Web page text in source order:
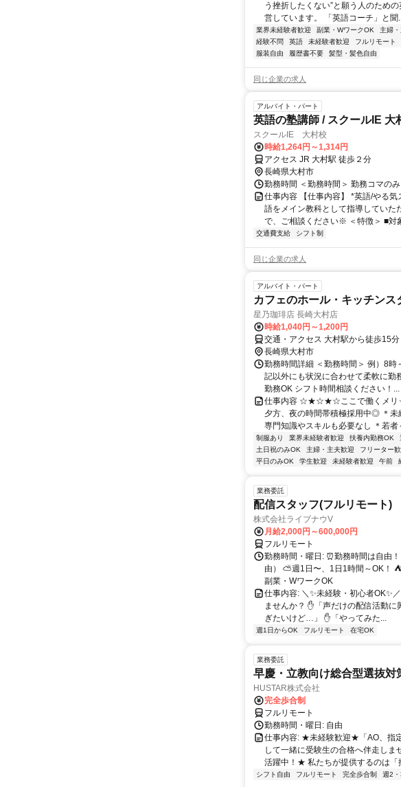
う挫折したくない”と願う人のため
営しています。 「英語コーチ」と聞
業界未経験者歓迎 副業・WワークOK 主婦
経験不問
英語 未経験者歓迎 フルリモート
服装自由
履歴書不要 髪型・髪色自由
同じ企業の求人
アルバイト・パート
英語の塾講師 / スクールIE 大
スクールIE 大村校
時給1,264円～1,314円
アクセス JR 大村駅 徒歩２分
長崎県大村市
勤務時間 ＜勤務時間＞ 勤務コマのみ
仕事内容 【仕事内容】 *英語/やる
語をメイン教科として指導してい
で、ご相談ください※ ＜特徴＞ ■対
交通費支給 シフト制
同じ企業の求人
アルバイト・パート
カフェのホール・キッチンス
星乃珈琲店 長崎大村店
時給1,040円～1,200円
交通・アクセス 大村駅から徒歩15分
長崎県大村市
勤務時間詳細 ＜勤務時間＞ 例）8
記以外にも状況に合わせて柔軟に勤
勤務OK シフト時間相談ください！...
仕事内容 ☆★☆★☆ここで働くメリ
夕方、夜の時間帯積極採用中◎ ＊
専門知識やスキルも必要なし ＊若者
制服あり 業界未経験者歓迎 扶養内勤務OK
土日祝のみOK
主婦・主夫歓迎 フリーター
平日のみOK
学生歓迎 未経験者歓迎 午前
業務委託
配信スタッフ(フルリモート)
株式会社ライブナウV
月給2,000円～600,000円
フルリモート
勤務時間・曜日: ⏰勤務時間は自由
由） ⛅週1日〜、1日1時間～OK！
副業・WワークOK
仕事内容: ＼✨未経験・初心者OK✨
ませんか？ ✋「声だけの配信活動
ぎたいけど…」 ✋「やってみた...
週1日からOK フルリモート 在宅OK
業務委託
早慶・立教向け総合型選抜対
HUSTAR株式会社
完全歩合制
フルリモート
勤務時間・曜日: 自由
仕事内容: ★未経験歓迎★「AO、指
して一緒に受験生の合格へ伴走し
活躍中！★ 私たちが提供するのは「
シフト自由 フルリモート 完全歩合制 週2